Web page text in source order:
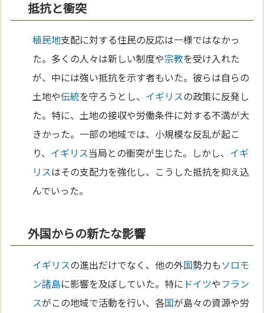
抵抗と衝突
植民地支配に対する住民の反応は一様ではなかっ
た。多くの人々は新しい制度や宗教を受け入れた
が、中には強い抵抗を示す者もいた。彼らは自らの
土地や伝統を守ろうとし、 イギリスの政策に反発し
た。特に、土地の接収や労働条件に対する不満が大
きかった。一部の地域では、小規模な反乱が起こ
り、 イギリス当局との衝突が生じた。しかし、 イギ
リスはその支配力を強化し、こうした抵抗を抑え込
んでいった。
外国からの新たな影響
イギリスの進出だけでなく、他の外国勢力もソロモ
ン諸島に影響を及ぼしていた。特に ドイツやフラン
スがこの地域で活動を行い、各国が島々の資源や労